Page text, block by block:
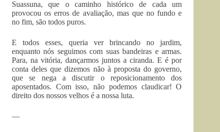
Suassuna, que o caminho histórico de cada um
provocou os erros de avaliação, mas que no fundo e
no fim, são todos puros.
E todos esses, queria ver brincando no jardim,
enquanto nós seguimos com suas bandeiras e armas.
Para, na vitória, dançarmos juntos a ciranda. E é por
conta deles que dizemos não à proposta do governo,
que se nega a discutir o reposicionamento dos
aposentados. Com isso, não podemos claudicar! O
direito dos nossos velhos é a nossa luta.
—